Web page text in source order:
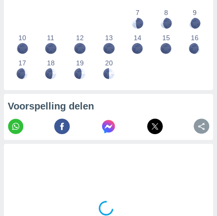
7
8 9
10 11 12 13 14 15 16
17 18 19 20
Voorspelling delen